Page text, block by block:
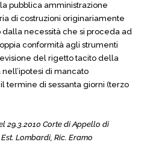
pubblica amministrazione
di costruzioni originariamente
dalla necessità che si proceda ad
conformità agli strumenti
del rigetto tacito della
di mancato
termine di sessanta giorni (terzo
29.3.2010 Corte di Appello di
Lombardi, Ric. Eramo